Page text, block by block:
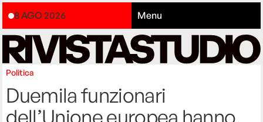
8 AGO 2026 Menu
Politica
Duemila funzionari
dell’Unione europea hanno